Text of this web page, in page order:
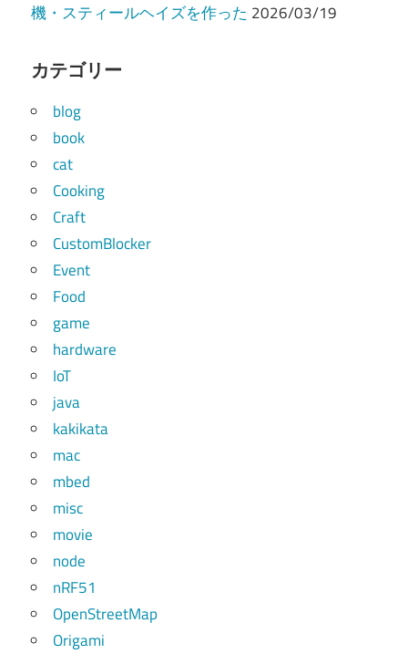
機・スティールヘイズを作った 2026/03/19
カテゴリー
blog
book
cat
Cooking
Craft
CustomBlocker
Event
Food
game
hardware
IoT
java
kakikata
mac
mbed
misc
movie
node
nRF51
OpenStreetMap
Origami